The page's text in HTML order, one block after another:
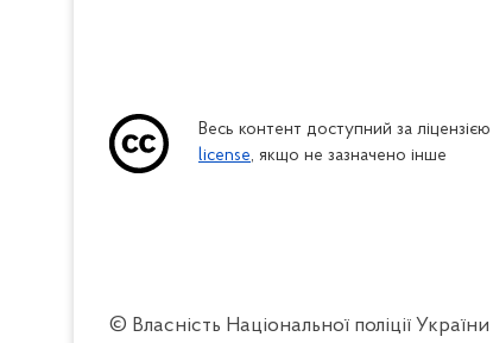
Весь контент доступний за ліцензією
license, якщо не зазначено інше
© Власність Національної поліції України